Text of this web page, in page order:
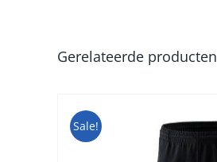
Gerelateerde producten
Sale!